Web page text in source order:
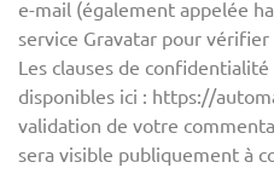
e-mail (également appelée
service Gravatar pour
Les clauses de
disponibles ici : https://
validation de votre
sera visible publiquement à